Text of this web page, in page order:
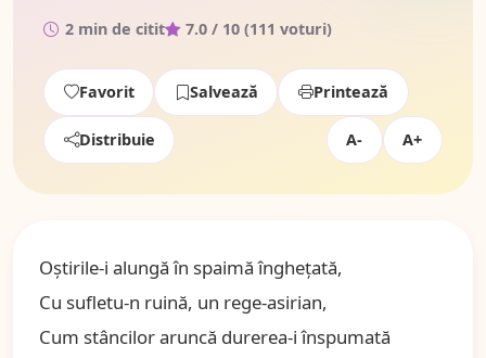
2 min de citit 7.0 / 10 (111 voturi)
Favorit Salvează Printează
Distribuie A- A+
Oştirile-i alungă în spaimă îngheţată,
Cu sufletu-n ruină, un rege-asirian,
Cum stâncilor aruncă durerea-i înspumată